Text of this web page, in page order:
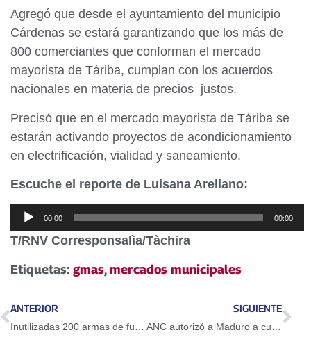
Agregó que desde el ayuntamiento del municipio
Cárdenas se estará garantizando que los más de
800 comerciantes que conforman el mercado
mayorista de Táriba, cumplan con los acuerdos
nacionales en materia de precios justos.
Precisó que en el mercado mayorista de Táriba se
estarán activando proyectos de acondicionamiento
en electrificación, vialidad y saneamiento.
Escuche el reporte de Luisana Arellano:
Reproductor
de
00:00 00:00
T/RNV Corresponsalìa/Tàchira
Etiquetas: gmas,mercados municipales
ANTERIOR SIGUIENTE